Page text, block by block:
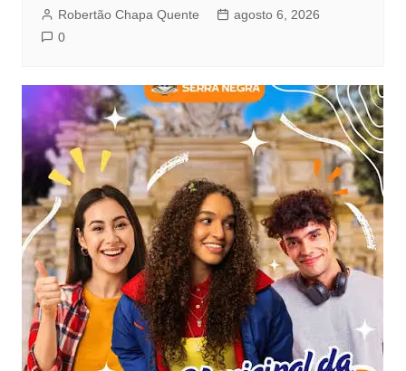
Robertão Chapa Quente
agosto 6, 2026
0